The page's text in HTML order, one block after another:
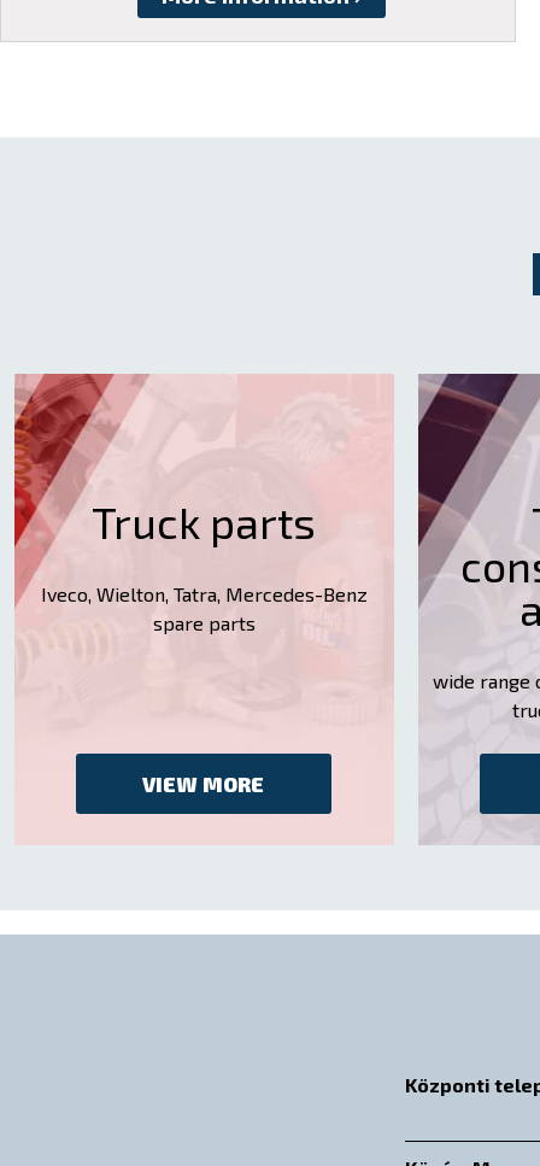
Truck parts
Iveco, Wielton, Tatra, Mercedes-Benz
spare parts
VIEW MORE
wide range
Központi